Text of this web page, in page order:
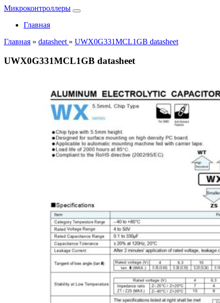
Микроконтроллеры
Главная
Главная » datasheet » UWX0G331MCL1GB datasheet
UWX0G331MCL1GB datasheet